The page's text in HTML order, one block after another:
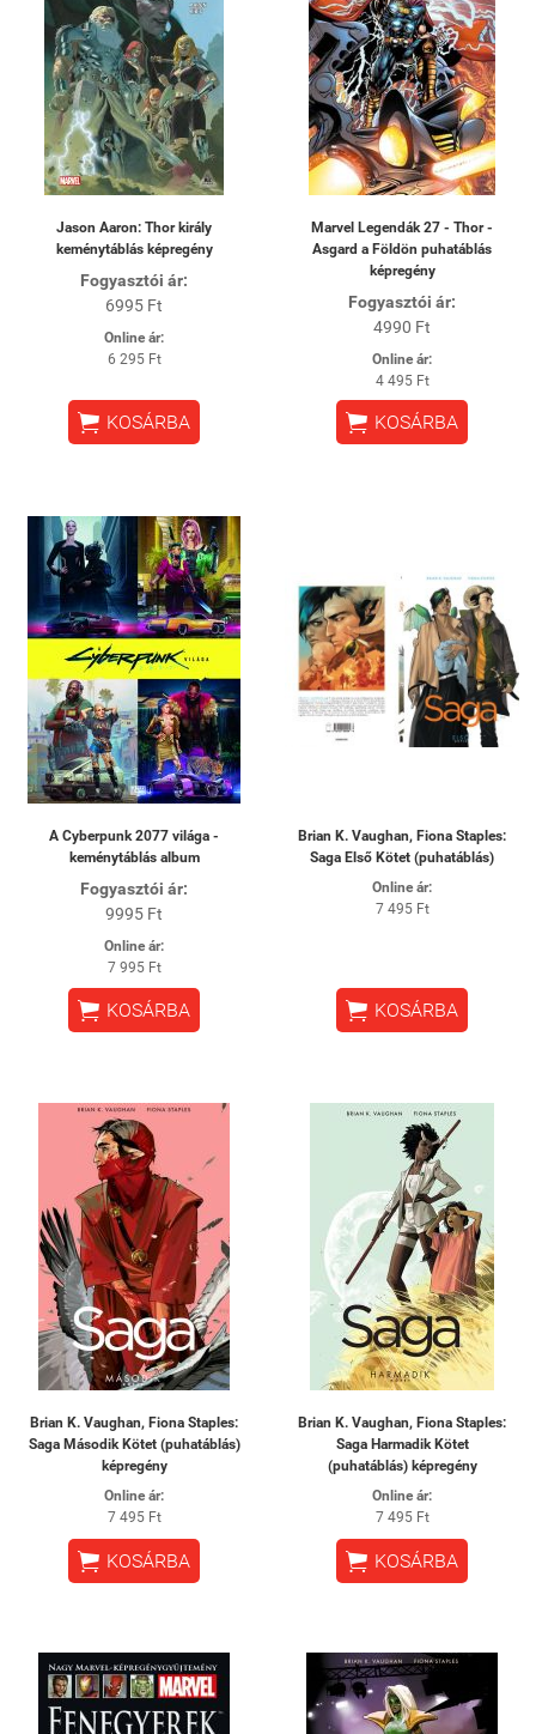
Jason Aaron: Thor király
keménytáblás képregény
Fogyasztói ár:
6995 Ft
Online ár:
6 295 Ft
 KOSÁRBA
Marvel Legendák 27 - Thor -
Asgard ​a Földön puhatáblás
képregény
Fogyasztói ár:
4990 Ft
Online ár:
4 495 Ft
 KOSÁRBA
A Cyberpunk 2077 világa -
keménytáblás album
Fogyasztói ár:
9995 Ft
Online ár:
7 995 Ft
 KOSÁRBA
Brian K. Vaughan, Fiona Staples:
Saga Első Kötet (puhatáblás)
Online ár:
7 495 Ft
 KOSÁRBA
Brian K. Vaughan, Fiona Staples:
Saga Második Kötet (puhatáblás)
képregény
Online ár:
7 495 Ft
 KOSÁRBA
Brian K. Vaughan, Fiona Staples:
Saga Harmadik Kötet
(puhatáblás) képregény
Online ár:
7 495 Ft
 KOSÁRBA